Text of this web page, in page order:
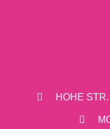
HOHE